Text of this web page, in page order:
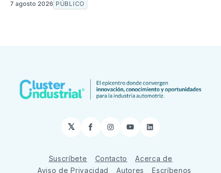
7 agosto 2026 PÚBLICO
𝕏 Facebook
Instagram
YouTubeLinkedIn
Suscríbete Contacto
Acerca de
Aviso de Privacidad
Autores Escríbenos